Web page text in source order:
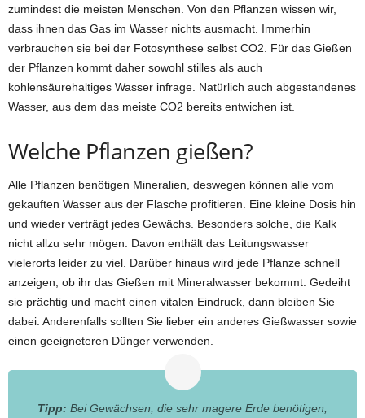
zumindest die meisten Menschen. Von den Pflanzen wissen wir,
dass ihnen das Gas im Wasser nichts ausmacht. Immerhin
verbrauchen sie bei der Fotosynthese selbst CO2. Für das Gießen
der Pflanzen kommt daher sowohl stilles als auch
kohlensäurehaltiges Wasser infrage. Natürlich auch abgestandenes
Wasser, aus dem das meiste CO2 bereits entwichen ist.
Welche Pflanzen gießen?
Alle Pflanzen benötigen Mineralien, deswegen können alle vom
gekauften Wasser aus der Flasche profitieren. Eine kleine Dosis hin
und wieder verträgt jedes Gewächs. Besonders solche, die Kalk
nicht allzu sehr mögen. Davon enthält das Leitungswasser
vielerorts leider zu viel. Darüber hinaus wird jede Pflanze schnell
anzeigen, ob ihr das Gießen mit Mineralwasser bekommt. Gedeiht
sie prächtig und macht einen vitalen Eindruck, dann bleiben Sie
dabei. Anderenfalls sollten Sie lieber ein anderes Gießwasser sowie
einen geeigneteren Dünger verwenden.
Tipp: Bei Gewächsen, die sehr magere Erde benötigen,